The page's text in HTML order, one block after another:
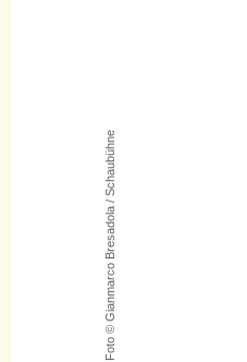
Foto © Gianmarco Bresadola / Schaubühne